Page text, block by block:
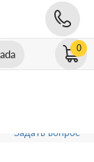
0
Задать вопрос